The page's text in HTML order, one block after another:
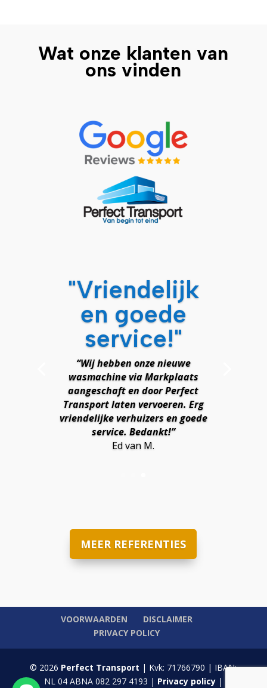
Wat onze klanten van
ons vinden
“Wij zijn al 5 keer geholpen met
verhuizen of vervoeren. Geen
opdracht is te gek, ook niet als
het kort dag is en geen locatie of
stad is te ver. Bedankt Perfect
Transport!”
"Vriendelijk
en goede
service!"
“Wij hebben onze nieuwe
wasmachine via Markplaats
aangeschaft en door Perfect
Transport laten vervoeren. Erg
vriendelijke verhuizers en goede
service. Bedankt!”
Ed van M.
MEER REFERENTIES
VOORWAARDEN
DISCLAIMER
PRIVACY POLICY
© 2026 Perfect Transport | Kvk: 71766790 | IBAN:
NL 04 ABNA 082 297 4193 | Privacy policy|